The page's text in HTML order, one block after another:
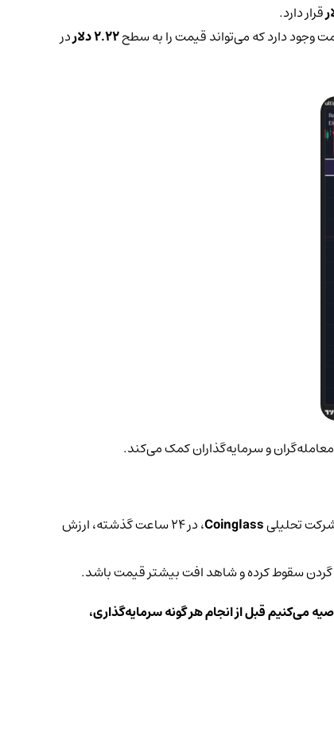
قرار دارد.
وجود دارد که می‌تواند قیمت را به سطح2.22 دلار
در
معامله‌گران و سرمایه‌گذاران کمک می‌کند.
تحلیلیCoinglass
، در 24 ساعت گذشته، ارزش
سقوط کرده و شاهد افت بیشتر قیمت باشد.
می‌کنیم قبل از انجام هر گونه سرمایه‌گذاری،